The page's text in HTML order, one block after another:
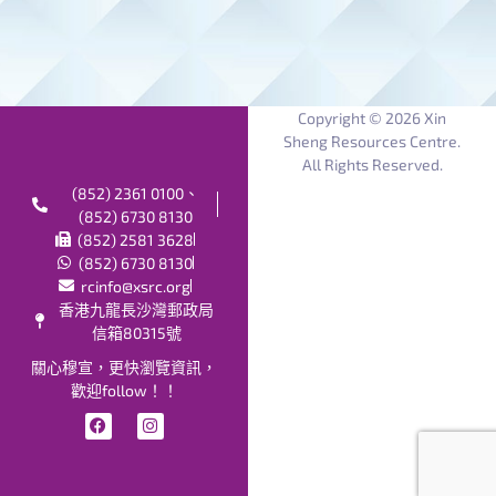
Copyright © 2026 Xin
Sheng Resources Centre.
All Rights Reserved.
(852) 2361 0100、
(852) 6730 8130
(852) 2581 3628
(852) 6730 8130
rcinfo@xsrc.org
香港九龍長沙灣郵政局
信箱80315號
關心穆宣，更快瀏覽資訊，
歡迎follow！！